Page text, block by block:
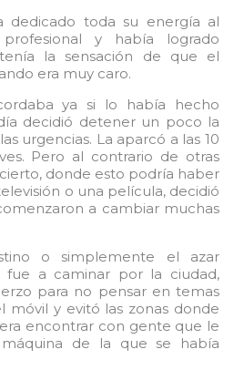
dedicado toda su energía al
y había logrado
la sensación de que el
era muy caro.
ya si lo había hecho
decidió detener un poco la
urgencias. La aparcó a las 10
Pero al contrario de otras
donde esto podría haber
o una película, decidió
a cambiar muchas
o simplemente el azar
fue a caminar por la ciudad,
para no pensar en temas
móvil y evitó las zonas donde
encontrar con gente que le
de la que se había